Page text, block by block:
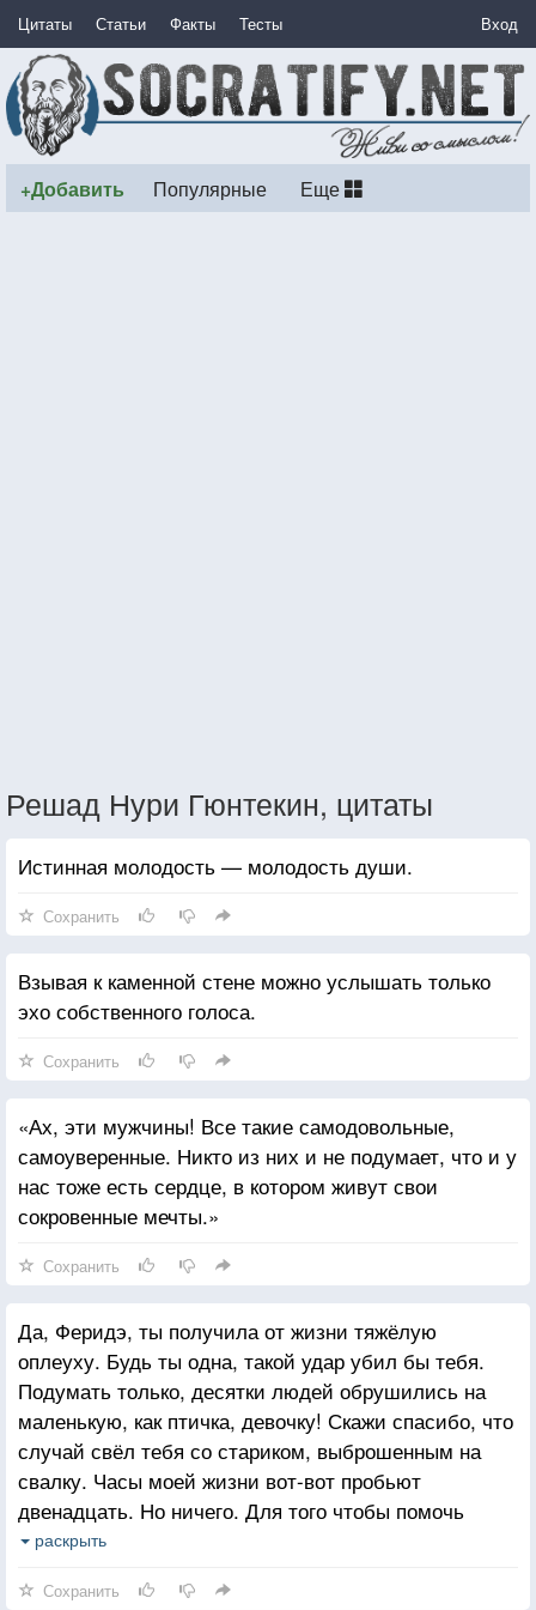
Цитаты Статьи Факты Тесты Вход
+Добавить Популярные Еще
Решад Нури Гюнтекин, цитаты
Истинная молодость — молодость души.
Сохранить
Взывая к каменной стене можно услышать только
эхо собственного голоса.
Сохранить
«Ах, эти мужчины! Все такие самодовольные,
самоуверенные. Никто из них и не подумает, что и у
нас тоже есть сердце, в котором живут свои
сокровенные мечты.»
Сохранить
Да, Феридэ, ты получила от жизни тяжёлую
оплеуху. Будь ты одна, такой удар убил бы тебя.
Подумать только, десятки людей обрушились на
маленькую, как птичка, девочку! Скажи спасибо, что
случай свёл тебя со стариком, выброшенным на
свалку. Часы моей жизни вот-вот пробьют
двенадцать. Но ничего. Для того чтобы помочь
тебе, много времени не потребуется. Лишь бы
которые пропадут в этой бессмысленной
раскрыть
Сохранить